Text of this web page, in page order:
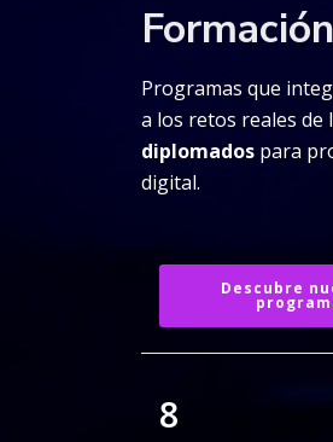
Programas que
a los retos reales de
diplomados para
digital.
Descubre
8